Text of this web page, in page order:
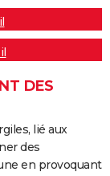
DES
lié aux
des
en provoquant